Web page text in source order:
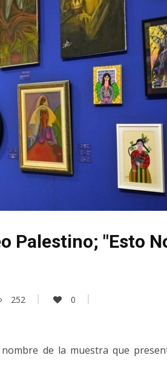
Palestino; "Esto
252 0
de la muestra que